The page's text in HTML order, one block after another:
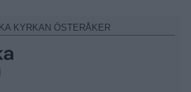
KYRKAN ÖSTERÅKER